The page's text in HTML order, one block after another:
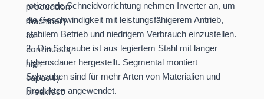
rotierende Schneidvorrichtung nehmen Inverter an, um
die Geschwindigkeit mit leistungsfähigerem Antrieb,
stabilem Betrieb und niedrigem Verbrauch einzustellen.
2.. Die Schraube ist aus legiertem Stahl mit langer
Lebensdauer hergestellt. Segmental montiert
Schrauben sind für mehr Arten von Materialien und
Produkten angewendet.